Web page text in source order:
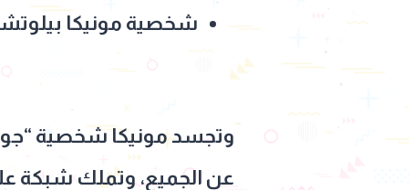
شخصية مونيكا
وتجسد مونيكا شخصية
عن الجميع، وتملك شبكة